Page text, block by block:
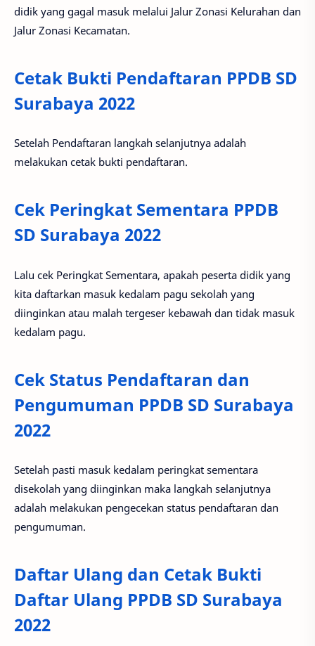
didik yang gagal masuk melalui Jalur Zonasi Kelurahan dan
Jalur Zonasi Kecamatan.
Cetak Bukti Pendaftaran PPDB SD
Surabaya 2022
Setelah Pendaftaran langkah selanjutnya adalah
melakukan cetak bukti pendaftaran.
Cek Peringkat Sementara PPDB
SD Surabaya 2022
Lalu cek Peringkat Sementara, apakah peserta didik yang
kita daftarkan masuk kedalam pagu sekolah yang
diinginkan atau malah tergeser kebawah dan tidak masuk
kedalam pagu.
Cek Status Pendaftaran dan
Pengumuman PPDB SD Surabaya
2022
Setelah pasti masuk kedalam peringkat sementara
disekolah yang diinginkan maka langkah selanjutnya
adalah melakukan pengecekan status pendaftaran dan
pengumuman.
Daftar Ulang dan Cetak Bukti
Daftar Ulang PPDB SD Surabaya
2022